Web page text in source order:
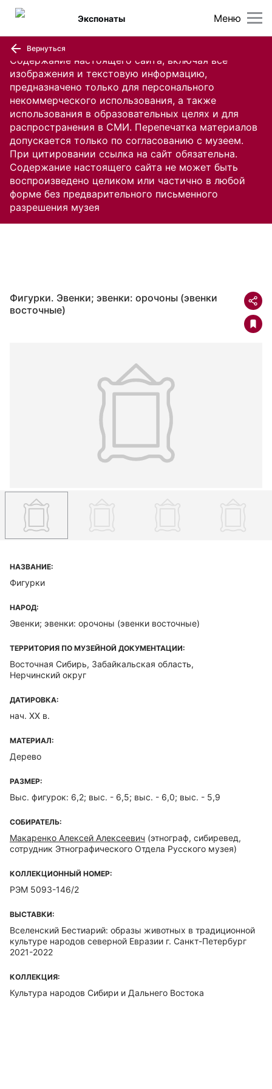
Содержание настоящего сайта, включая все
изображения и текстовую информацию,
предназначено только для персонального
некоммерческого использования, а также
использования в образовательных целях и для
распространения в СМИ. Перепечатка материалов
допускается только по согласованию с музеем.
При цитировании ссылка на сайт обязательна.
Содержание настоящего сайта не может быть
воспроизведено целиком или частично в любой
форме без предварительного письменного
разрешения музея
Меню
Экспонаты
Вернуться
Фигурки. Эвенки; эвенки: орочоны (эвенки
восточные)
НАЗВАНИЕ:
Фигурки
НАРОД:
Эвенки; эвенки: орочоны (эвенки восточные)
ТЕРРИТОРИЯ ПО МУЗЕЙНОЙ ДОКУМЕНТАЦИИ:
Восточная Сибирь, Забайкальская область,
Нерчинский округ
ДАТИРОВКА:
нач. XX в.
МАТЕРИАЛ:
Дерево
РАЗМЕР:
Выс. фигурок: 6,2; выс. - 6,5; выс. - 6,0; выс. - 5,9
СОБИРАТЕЛЬ:
Макаренко Алексей Алексеевич (этнограф, сибиревед,
сотрудник Этнографического Отдела Русского музея)
КОЛЛЕКЦИОННЫЙ НОМЕР:
РЭМ 5093-146/2
ВЫСТАВКИ:
Вселенский Бестиарий: образы животных в традиционной
культуре народов северной Евразии г. Санкт-Петербург
2021-2022
КОЛЛЕКЦИЯ:
Культура народов Сибири и Дальнего Востока